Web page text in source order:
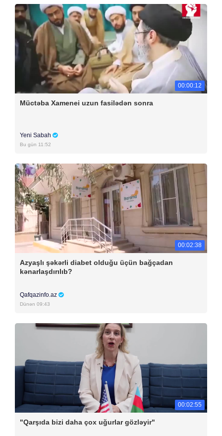
00:00:12
Müctəba Xamenei uzun fasilədən sonra
Yeni Sabah
Bu gün 11:52
00:02:38
Azyaşlı şəkərli diabet olduğu üçün bağçadan
kənarlaşdırılıb?
Qafqazinfo.az
Dünən 09:43
00:02:55
"Qarşıda bizi daha çox uğurlar gözləyir"